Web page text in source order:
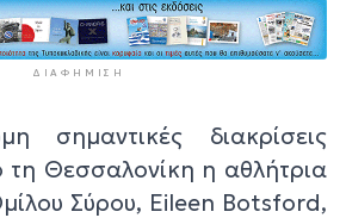
ΔΙΑΦΉΜΙΣΗ
σημαντικές διακρίσεις
Θεσσαλονίκη η αθλήτρια
Σύρου, Eileen Botsford,